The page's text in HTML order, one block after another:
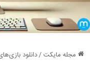
مجله مایکت /دانلود